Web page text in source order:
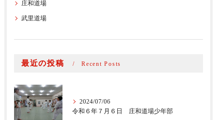
庄和道場
武里道場
最近の投稿 Recent Posts
2024/07/06
令和６年７月６日 庄和道場少年部